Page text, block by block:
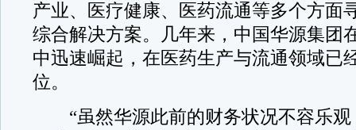
产业、医疗健康、医药流通等多个方面
综合解决方案。几年来，中国华源集团
中迅速崛起，在医药生产与流通领域已
位。
“虽然华源此前的财务状况不容乐观